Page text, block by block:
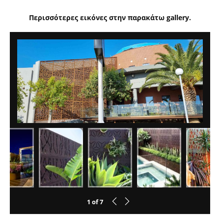
Περισσότερες εικόνες στην παρακάτω gallery.
1 of7